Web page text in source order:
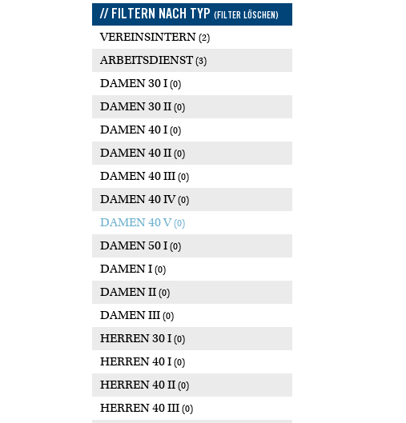
// FILTERN NACH TYP (FILTER LÖSCHEN)
VEREINSINTERN (2)
ARBEITSDIENST(3)
DAMEN 30 I (0)
DAMEN 30 II (0)
DAMEN 40 I (0)
DAMEN 40 II (0)
DAMEN 40 III (0)
DAMEN 40 IV(0)
DAMEN 40 V(0)
DAMEN 50 I (0)
DAMEN I (0)
DAMEN II (0)
DAMEN III (0)
HERREN 30 I (0)
HERREN 40 I (0)
HERREN 40 II (0)
HERREN 40 III (0)